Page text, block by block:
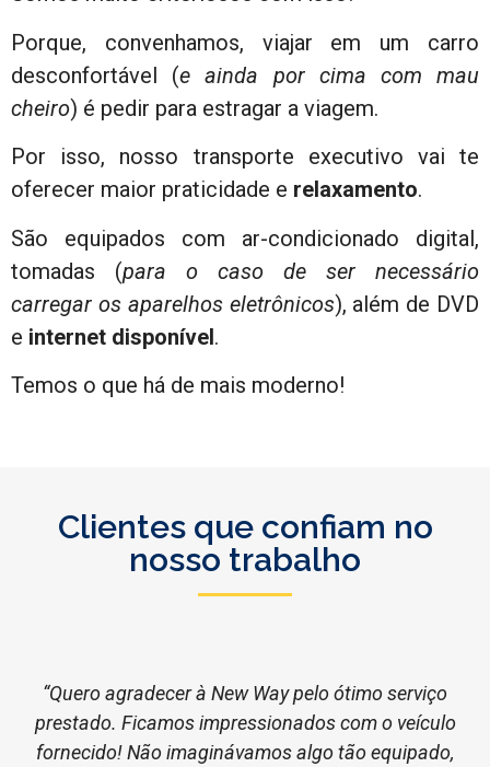
Porque, convenhamos, viajar em um carro
desconfortável (e ainda por cima com mau
cheiro) é pedir para estragar a viagem.
Por isso, nosso transporte executivo vai te
oferecer maior praticidade e relaxamento.
São equipados com ar-condicionado digital,
tomadas (para o caso de ser necessário
carregar os aparelhos eletrônicos), além de DVD
e internet disponível.
Temos o que há de mais moderno!
Clientes que confiam no
nosso trabalho
“Quero agradecer à New Way pelo ótimo serviço
prestado. Ficamos impressionados com o veículo
fornecido! Não imaginávamos algo tão equipado,